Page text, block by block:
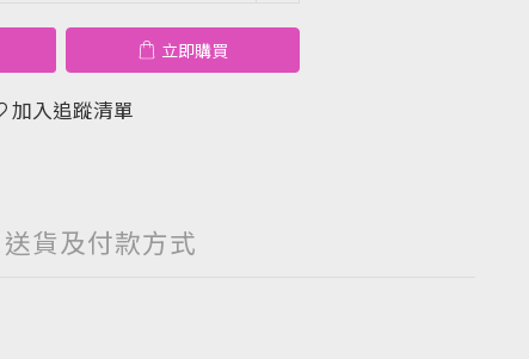
立即購買
加入追蹤清單
送貨及付款方式